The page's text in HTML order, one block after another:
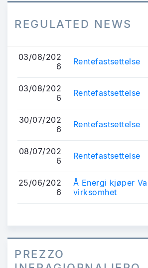
REGULATED NEWS
03/08/202
6
Rentefastsettelse
03/08/202
6
Rentefastsettelse
30/07/202
6
Rentefastsettelse
08/07/202
6
Rentefastsettelse
25/06/202
6
Å Energi kjøper
virksomhet
PREZZO